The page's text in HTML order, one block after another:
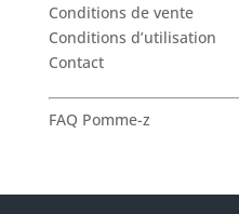
Conditions de vente
Conditions d’utilisation
Contact
FAQ Pomme-z